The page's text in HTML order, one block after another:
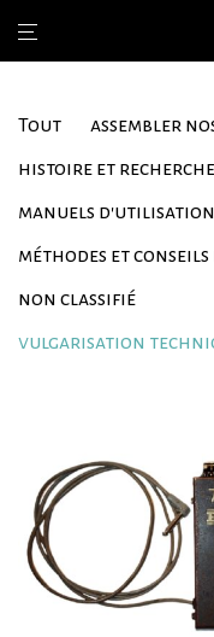
Tout
assembler
histoire et
manuels d'utilisation
méthodes et
non classifié
vulgarisation